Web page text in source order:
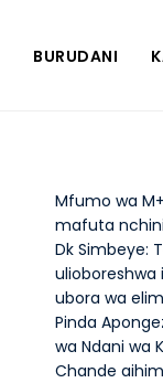
BURUDANI
Mfumo wa
mafuta nchini
Dk Simbeye:
ubora wa
Pinda
wa Ndani wa
Chande